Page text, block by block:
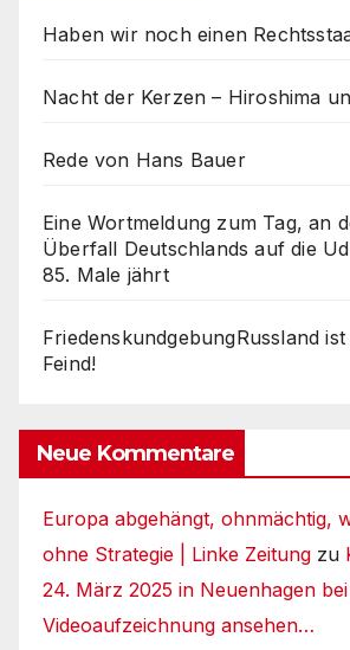
Haben wir noch einen
Nacht der Kerzen – Hiroshima
Rede von Hans Bauer
Eine Wortmeldung zum Tag, an
Überfall Deutschlands auf die
85. Male jährt
FriedenskundgebungRussland
Feind!
Neue Kommentare
Europa abgehängt, ohnmächtig,
ohne Strategie | Linke Zeitung zu
24. März 2025 in Neuenhagen
Videoaufzeichnung ansehen…